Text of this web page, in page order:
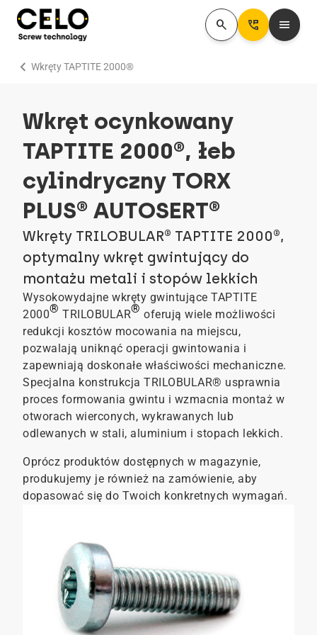
search Perm_Phone_Msg menu
Wkręty TAPTITE 2000®
chevron_right
Wkręt ocynkowany
TAPTITE 2000®, łeb
cylindryczny TORX
PLUS® AUTOSERT®
Wkręty TRILOBULAR® TAPTITE 2000®,
optymalny wkręt gwintujący do
montażu metali i stopów lekkich
Wysokowydajne wkręty gwintujące TAPTITE
2000® TRILOBULAR® oferują wiele możliwości
redukcji kosztów mocowania na miejscu,
pozwalają uniknąć operacji gwintowania i
zapewniają doskonałe właściwości mechaniczne.
Specjalna konstrukcja TRILOBULAR® usprawnia
proces formowania gwintu i wzmacnia montaż w
otworach wierconych, wykrawanych lub
odlewanych w stali, aluminium i stopach lekkich.
Oprócz produktów dostępnych w magazynie,
produkujemy je również na zamówienie, aby
dopasować się do Twoich konkretnych wymagań.